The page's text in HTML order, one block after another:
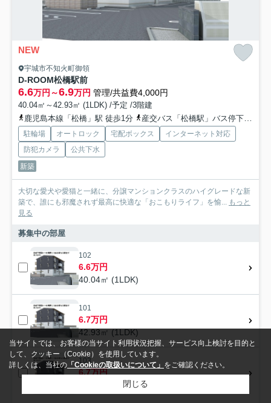
NEW
宇城市不知火町御領
D-ROOM松橋駅前
6.6万円～6.9万円 管理/共益費4,000円
40.04㎡～42.93㎡ (1LDK) /予定 /3階建
鹿児島本線「松橋」駅 徒歩1分
産交バス「松橋駅」バス停下車 徒歩1分
駐輪場 オートロック 宅配ボックス
インターネット対応
防犯カメラ
公共下水
新築
大切な愛犬や愛猫と一緒に、分譲マンションクラスのハイグレードな新
築で、誰にも邪魔されず最高に快適な「おこもりライフ」を愉...
もっと
見る
募集中の部屋
102
6.6万円
40.04㎡ (1LDK)
101
6.7万円
42.93㎡ (1LDK)
103
6.7万円
42.93㎡ (1LDK)
当サイトでは、お客様の当サイト利用状況把握、サービス向上検討を目的と
して、クッキー（Cookie）を使用しています。
詳しくは、当社の 「Cookieの取扱いについて」 をご確認ください。
閉じる